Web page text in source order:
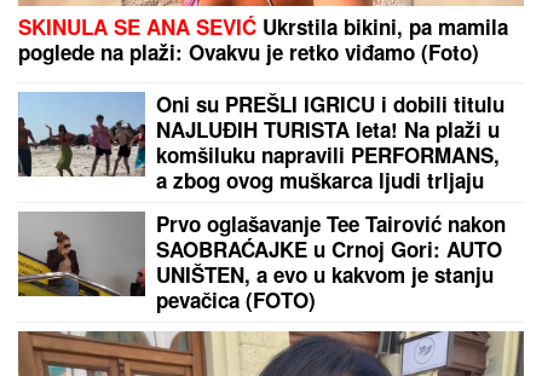
TREĆI SVETSKI RAT PRED VRATIMA:Irak spremao
brutalan napad na Saudijce i Amerikance, Iran se
odmah uključio
TEA TAIROVIĆ SA MUŽEM
DOŽIVELA SAOBRAĆAJKU
skroz uništen: Ovo su detalji drame
u Crnoj Gori